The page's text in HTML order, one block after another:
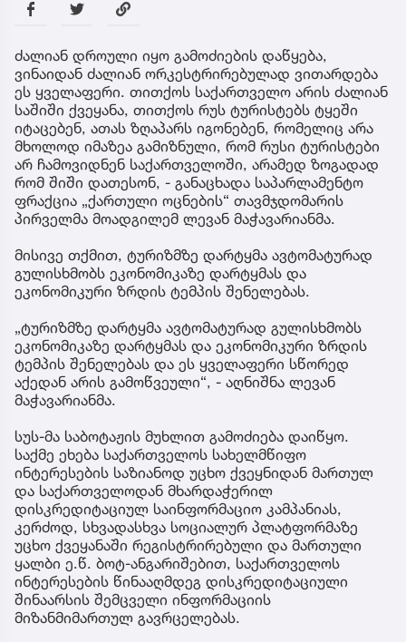
ძალიან დროული იყო გამოძიების დაწყება,
ვინაიდან ძალიან ორკესტრირებულად ვითარდება
ეს ყველაფერი. თითქოს საქართველო არის ძალიან
საშიში ქვეყანა, თითქოს რუს ტურისტებს ტყეში
იტაცებენ, ათას ზღაპარს იგონებენ, რომელიც არა
მხოლოდ იმაზეა გამიზნული, რომ რუსი ტურისტები
არ ჩამოვიდნენ საქართველოში, არამედ ზოგადად
რომ შიში დათესონ, - განაცხადა საპარლამენტო
ფრაქცია „ქართული ოცნების“ თავმჯდომარის
პირველმა მოადგილემ ლევან მაჭავარიანმა.
მისივე თქმით, ტურიზმზე დარტყმა ავტომატურად
გულისხმობს ეკონომიკაზე დარტყმას და
ეკონომიკური ზრდის ტემპის შენელებას.
„ტურიზმზე დარტყმა ავტომატურად გულისხმობს
ეკონომიკაზე დარტყმას და ეკონომიკური ზრდის
ტემპის შენელებას და ეს ყველაფერი სწორედ
აქედან არის გამოწვეული“, - აღნიშნა ლევან
მაჭავარიანმა.
სუს-მა საბოტაჟის მუხლით გამოძიება დაიწყო.
საქმე ეხება საქართველოს სახელმწიფო
ინტერესების საზიანოდ უცხო ქვეყნიდან მართულ
და საქართველოდან მხარდაჭერილ
დისკრედიტაციულ საინფორმაციო კამპანიას,
კერძოდ, სხვადასხვა სოციალურ პლატფორმაზე
უცხო ქვეყანაში რეგისტრირებული და მართული
ყალბი ე.წ. ბოტ-ანგარიშებით, საქართველოს
ინტერესების წინააღმდეგ დისკრედიტაციული
შინაარსის შემცველი ინფორმაციის
მიზანმიმართულ გავრცელებას.